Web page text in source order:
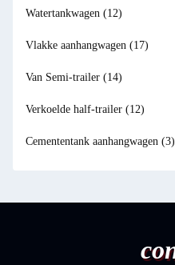
Watertankwagen (12)
Vlakke aanhangwagen (17)
Van Semi-trailer (14)
Verkoelde half-trailer (12)
Cemententank aanhangwagen (3)